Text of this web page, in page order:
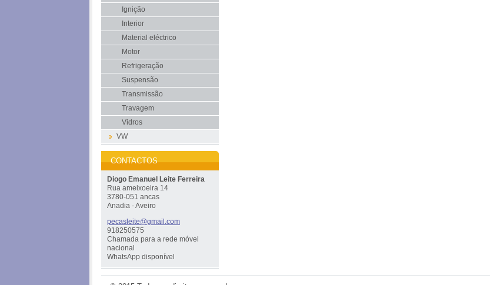
Ignição
Interior
Material eléctrico
Motor
Refrigeração
Suspensão
Transmissão
Travagem
Vidros
VW
CONTACTOS
Diogo Emanuel Leite Ferreira
Rua ameixoeira 14
3780-051 ancas
Anadia - Aveiro
pecasleite@gmail .com
918250575
Chamada para a rede móvel
nacional
WhatsApp disponível